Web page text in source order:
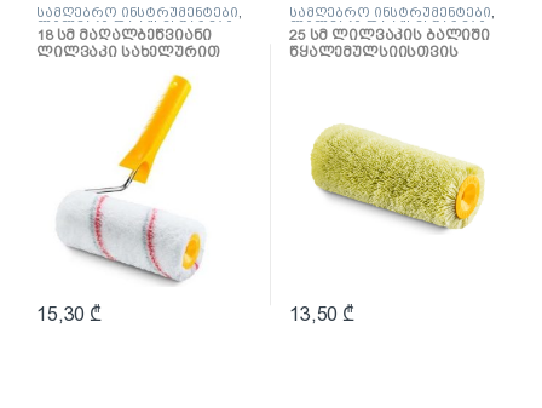
სამღებრო ინსტრუმენტები
ლილვაკი და აქსესუარები
18 სმ მაღალბეწვიანი
ლილვაკი სახელურით
15,30₾
სამღებრო ინსტრუმენტები
ლილვაკი და აქსესუარები
25 სმ ლილვაკის ბალიში
წყალემულსიისთვის
13,50₾